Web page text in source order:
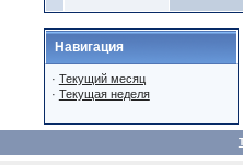
Навигация
· Текущий месяц
· Текущая неделя